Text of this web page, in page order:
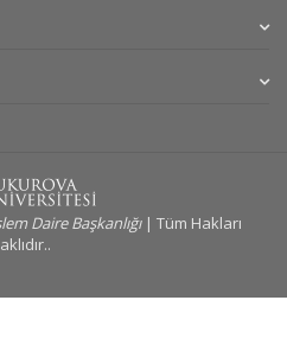
Daire Başkanlığı| Tüm Hakları